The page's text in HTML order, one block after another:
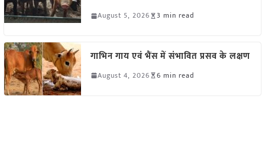
August 5, 2026 3 min read
गाभिन गाय एवं भैंस में संभावित प्रसव के लक्षण
August 4, 2026 6 min read